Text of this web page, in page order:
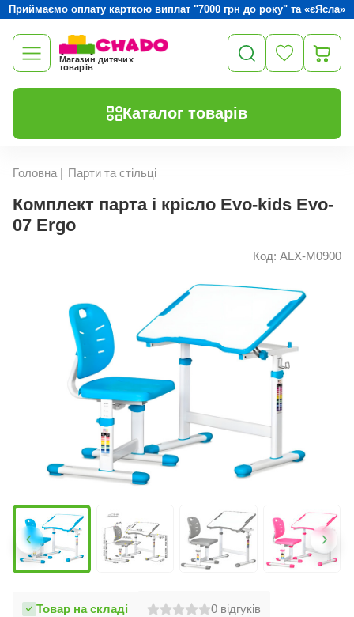
Приймаємо оплату карткою виплат "7000 грн до року" та «єЯсла»
Магазин дитячих
товарів
Каталог товарів
Головна | Парти та стільці
Комплект парта і крісло Evo-kids Evo-
07 Ergo
Код: ALX-M0900
Товар на складі 0 відгуків